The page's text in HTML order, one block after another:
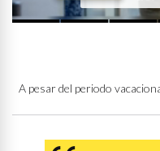
A pesar del periodo